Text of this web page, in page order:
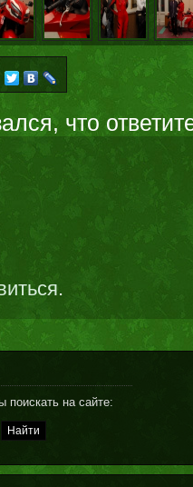
что
.
поискать на сайте: